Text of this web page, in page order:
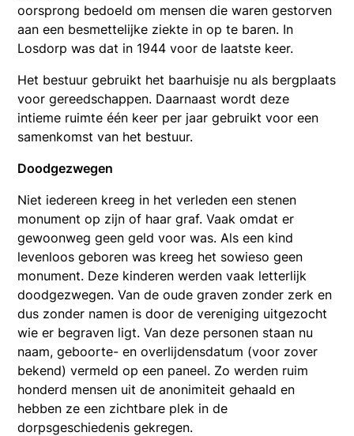
oorsprong bedoeld om mensen die waren gestorven
aan een besmettelijke ziekte in op te baren. In
Losdorp was dat in 1944 voor de laatste keer.
Het bestuur gebruikt het baarhuisje nu als bergplaats
voor gereedschappen. Daarnaast wordt deze
intieme ruimte één keer per jaar gebruikt voor een
samenkomst van het bestuur.
Doodgezwegen
Niet iedereen kreeg in het verleden een stenen
monument op zijn of haar graf. Vaak omdat er
gewoonweg geen geld voor was. Als een kind
levenloos geboren was kreeg het sowieso geen
monument. Deze kinderen werden vaak letterlijk
doodgezwegen. Van de oude graven zonder zerk en
dus zonder namen is door de vereniging uitgezocht
wie er begraven ligt. Van deze personen staan nu
naam, geboorte- en overlijdensdatum (voor zover
bekend) vermeld op een paneel. Zo werden ruim
honderd mensen uit de anonimiteit gehaald en
hebben ze een zichtbare plek in de
dorpsgeschiedenis gekregen.